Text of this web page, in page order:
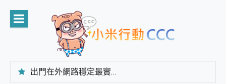
content
出門在外網路穩定最實在 「台灣大哥大」榮獲 4G/5G 在線率全球 NO.3 全台第一與全台六冠王實測心得，走到哪順到哪！